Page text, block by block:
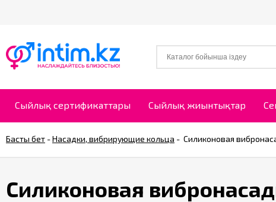
Сыйлық сертификаттары Сыйлық жиынтықтар
Басты бет -Насадки, вибрирующие кольца - Силиконовая
Силиконовая